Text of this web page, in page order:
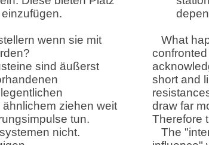
wenn sie mit
sind äußerst
ziehen weit
tun.
nicht.
What
short and
draw far
Therefore
The